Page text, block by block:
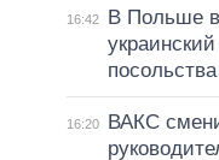
16:42
В Польше
посольства
16:20
ВАКС